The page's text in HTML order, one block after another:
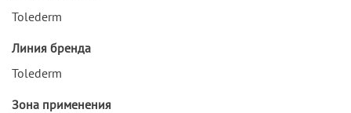
Tolederm
Линия бренда
Tolederm
Зона применения